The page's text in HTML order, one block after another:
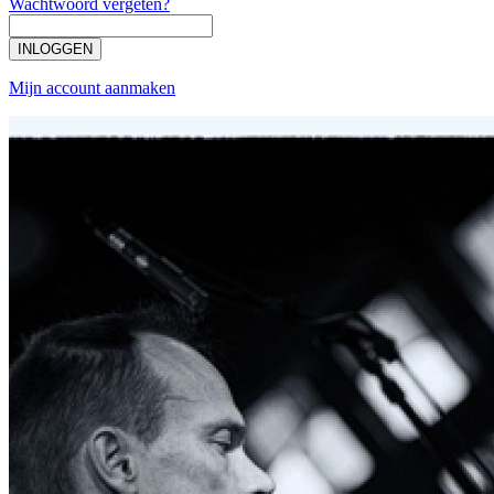
INLOGGEN
Mijn account aanmaken